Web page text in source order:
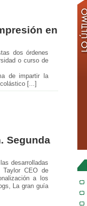
en
dos órdenes
o curso de
de impartir la
[...]
Segunda
desarrolladas
CEO de
a los
La gran guía